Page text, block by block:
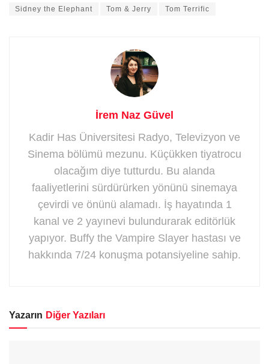
Sidney the Elephant Tom & Jerry Tom Terrific
İrem Naz Güvel
Kadir Has Üniversitesi Radyo, Televizyon ve
Sinema bölümü mezunu. Küçükken tiyatrocu
olacağım diye tutturdu. Bu alanda
faaliyetlerini sürdürürken yönünü sinemaya
çevirdi ve önünü alamadı. İş hayatında 1
kanal ve 2 yayınevi bulundurarak editörlük
yapıyor. Buffy the Vampire Slayer hastası ve
hakkında 7/24 konuşma potansiyeline sahip.
Yazarın Diğer Yazıları